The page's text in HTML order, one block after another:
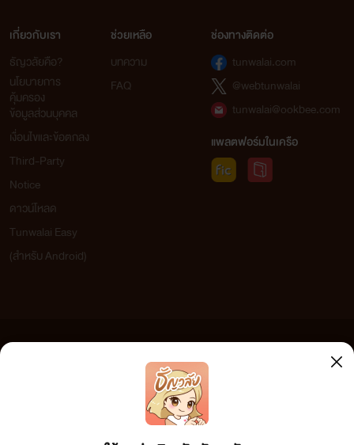
เกี่ยวกับเรา
ธัญวลัยคือ?
นโยบายการ
คุ้มครอง
ข้อมูลส่วนบุคคล
เงื่อนไขและข้อตกลง
Third-Party
Notice
ดาวน์โหลด
Tunwalai Easy
(สำหรับ Android)
ช่วยเหลือ
บทความ
FAQ
ช่องทางติดต่อ
tunwalai.com
@webtunwalai
tunwalai@ookbee.com
แพลตฟอร์มในเครือ
เว็บไซต์แห่งนี้ไม่ได้เห็นด้วยและไม่ขอรับผิดชอบต่อข้อความใดๆ ทั้งสิ้น ดังนั้นผู้อ่านทุกท่านโปรดใช้
วิจารณญาณในการกลั่นกรองด้วยตนเอง และหากท่านพบข้อความใดๆ ที่ขัดต่อกฎหมายและศีลธรรม
กรุณาแจ้งมาที่ tunwalai@ookbee.com เพื่อทีมงานจะได้ดำเนินการในทันที ทั้งนี้ ทางเว็บไซต์ขอสงวน
ลิขสิทธิ์ตามพระราชบัญญัติลิขสิทธิ์ (ฉบับเพิ่มเติม) พ.ศ.2558